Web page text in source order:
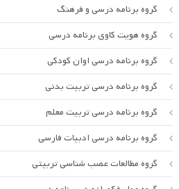
گروه برنامه درسی و فرهنگ
گروه هویت کاوی برنامه درسی
گروه برنامه درسی اوان کودکی
گروه برنامه درسی تربیت بدنی
گروه برنامه درسی تربیت معلم
گروه برنامه درسی ادبیات فارسی
گروه مطالعات عصب شناسی تربیتی